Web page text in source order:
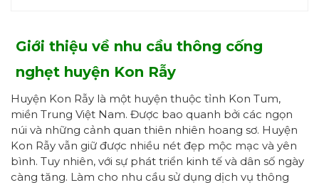
Giới thiệu về nhu cầu thông cống
nghẹt huyện Kon Rẫy
Huyện Kon Rẫy là một huyện thuộc tỉnh Kon Tum,
miền Trung Việt Nam. Được bao quanh bởi các ngọn
núi và những cảnh quan thiên nhiên hoang sơ. Huyện
Kon Rẫy vẫn giữ được nhiều nét đẹp mộc mạc và yên
bình. Tuy nhiên, với sự phát triển kinh tế và dân số ngày
càng tăng. Làm cho nhu cầu sử dụng dịch vụ thông